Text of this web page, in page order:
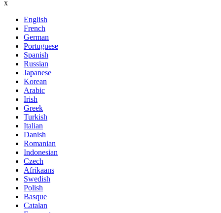
x
English
French
German
Portuguese
Spanish
Russian
Japanese
Korean
Arabic
Irish
Greek
Turkish
Italian
Danish
Romanian
Indonesian
Czech
Afrikaans
Swedish
Polish
Basque
Catalan